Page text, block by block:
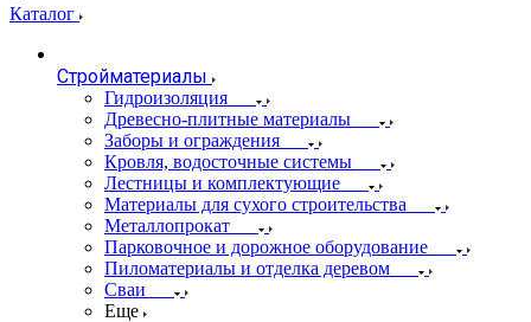
Каталог
Стройматериалы
Гидроизоляция
Древесно-плитные материалы
Заборы и ограждения
Кровля, водосточные системы
Лестницы и комплектующие
Материалы для сухого строительства
Металлопрокат
Парковочное и дорожное оборудование
Пиломатериалы и отделка деревом
Сваи
Еще